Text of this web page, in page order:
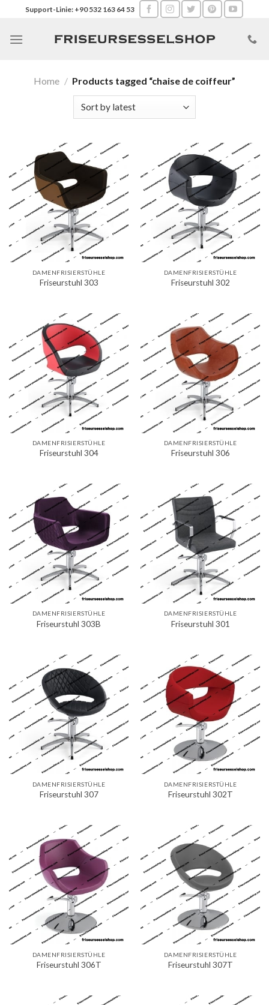
content
Support-Linie: +90 532 163 64 53
Home / Products tagged “chaise de coiffeur”
DAMENFRISIERSTÜHLE
Friseurstuhl 303
DAMENFRISIERSTÜHLE
Friseurstuhl 302
DAMENFRISIERSTÜHLE
Friseurstuhl 304
DAMENFRISIERSTÜHLE
Friseurstuhl 306
DAMENFRISIERSTÜHLE
Friseurstuhl 303B
DAMENFRISIERSTÜHLE
Friseurstuhl 301
DAMENFRISIERSTÜHLE
Friseurstuhl 307
DAMENFRISIERSTÜHLE
Friseurstuhl 302T
DAMENFRISIERSTÜHLE
Friseurstuhl 306T
DAMENFRISIERSTÜHLE
Friseurstuhl 307T